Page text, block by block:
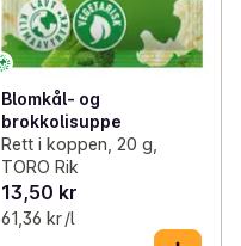
Blomkål- og
brokkolisuppe
Rett i koppen, 20 g,
TORO Rik
13,50 kr
61,36 kr /l